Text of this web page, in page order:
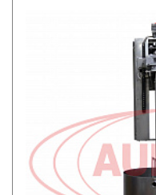
конструкции с основанием,
Простая система управления
температуры, интенсивности
необходимости максимальной
предлагаем навесные модели
диаметра (перемешивающее
УП-200М, перемешивающее
УП-200М).
Выбор оптимальной установки
предъявляемых к реализации
конкретного предприятия. На